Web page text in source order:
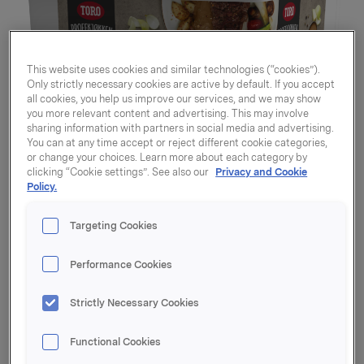
Peppersaus 14l
Varenummer: 07039010576680
This website uses cookies and similar technologies (“cookies”).
Only strictly necessary cookies are active by default. If you accept
all cookies, you help us improve our services, and we may show
you more relevant content and advertising. This may involve
sharing information with partners in social media and advertising.
You can at any time accept or reject different cookie categories,
or change your choices. Learn more about each category by
clicking “Cookie settings”. See also our Privacy and Cookie
Policy.
Targeting Cookies
Performance Cookies
Strictly Necessary Cookies
Functional Cookies